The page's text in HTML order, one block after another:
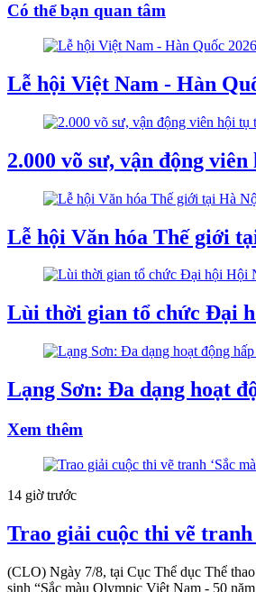
Có thể bạn quan tâm
Lễ hội Việt Nam - Hàn
2.000 võ sư, vận động
Lễ hội Văn hóa Thế giới
Lùi thời gian tổ chức Đại
Lạng Sơn: Đa dạng hoạt
Xem thêm
14 giờ trước
Trao giải cuộc thi vẽ tranh
(CLO) Ngày 7/8, tại Cục Thể dục Thể
sinh “Sắc màu Olympic Việt Nam - 50